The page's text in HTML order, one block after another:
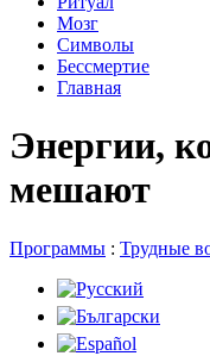
Мозг
Символы
Бессмертие
Главная
Энергии,
мешают
Программы : Трудные